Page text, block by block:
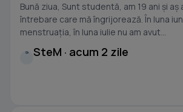
Bună ziua, Sunt studentă, am 19 ani și aș
întrebare care mă îngrijorează. În luna
menstruația, în luna iulie nu am avut...
S SteM · acum 2 zile